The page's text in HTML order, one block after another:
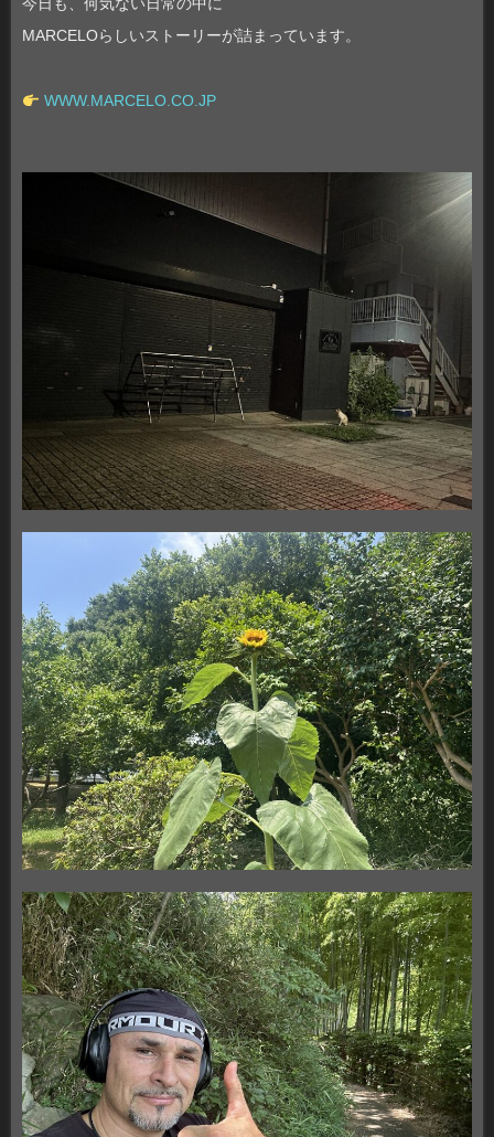
今日も、何気ない日常の中に
MARCELOらしいストーリーが詰まっています。
WWW.MARCELO.CO.JP